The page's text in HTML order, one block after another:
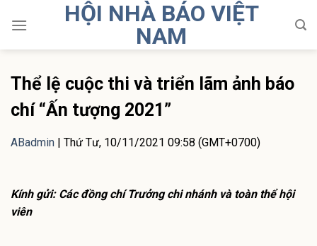
HỘI NHÀ BÁO VIỆT
NAM
Thể lệ cuộc thi và triển lãm ảnh báo
chí “Ấn tượng 2021”
ABadmin | Thứ Tư, 10/11/2021 09:58 (GMT+0700)
Kính gửi: Các đồng chí Trưởng chi nhánh và toàn thể hội
viên